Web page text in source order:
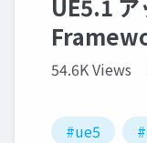
UE5.1
54.6K Views
#ue5